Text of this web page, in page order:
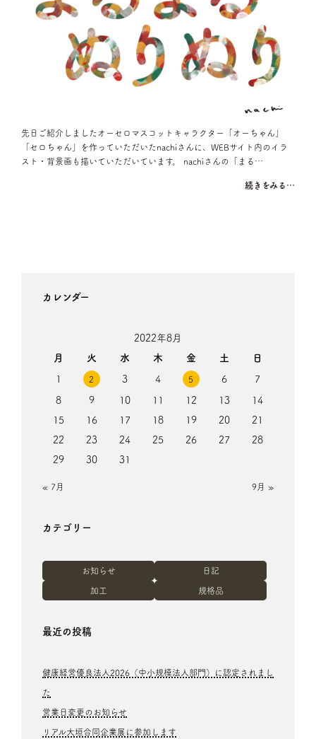
先日ご紹介しましたオーセロマスコットキャラクター「オーちゃん」
「セロちゃん」を作っていただいたnachiさんに、WEBサイト内のイラ
スト・背景画も描いていただいています。 nachiさんの「まる…
続きをみる…
カレンダー
2022年8月
月
火 水 木 金 土 日
1 2 3 4 5 6 7
8 9 10 11 12 13
14
15
16 17 18 19 20
21
22
23 24 25 26 27
28
29
30 31
« 7月 9月 »
カテゴリー
お知らせ 日記
加工 規格品
最近の投稿
健康経営優良法人2026（中小規模法人部門）に認定されまし
た
営業日変更のお知らせ
リアル大垣合同企業展に参加します